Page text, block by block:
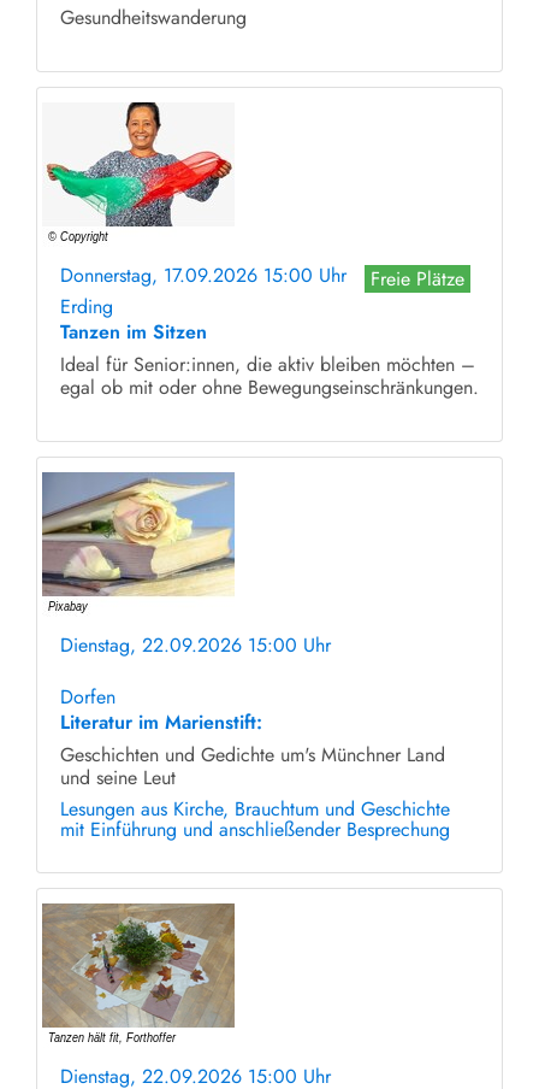
Gesundheitswanderung
Donnerstag, 17.09.2026 15:00 Uhr
Freie Plätze
Erding
Tanzen im Sitzen
Ideal für Senior:innen, die aktiv bleiben möchten –
egal ob mit oder ohne Bewegungseinschränkungen.
Dienstag, 22.09.2026 15:00 Uhr
Dorfen
Literatur im Marienstift:
Geschichten und Gedichte um's Münchner Land
und seine Leut
Lesungen aus Kirche, Brauchtum und Geschichte
mit Einführung und anschließender Besprechung
Dienstag, 22.09.2026 15:00 Uhr